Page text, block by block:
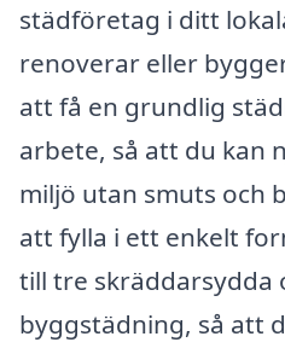
städföretag i ditt
renoverar eller
att få en grundlig
arbete, så att du kan
miljö utan smuts och
att fylla i ett enkelt
till tre skräddarsydda
byggstädning, så att